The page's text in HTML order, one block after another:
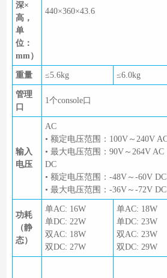
深×
高，
单
位：
mm）
440×360×43.6
重量 ≤5.6kg ≤6.0kg
管理
口
1个console口
输入
电压
AC
• 额定电压范围：100V～240V
• 最大电压范围：90V～264V AC
DC
• 额定电压范围：-48V～-60V DC
• 最大电压范围：-36V～-72V DC
功耗
（静
态）
单AC: 16W
单DC: 22W
双AC: 18W
双DC: 27W
单AC: 18W
单DC: 23W
双AC: 23W
双DC: 29W